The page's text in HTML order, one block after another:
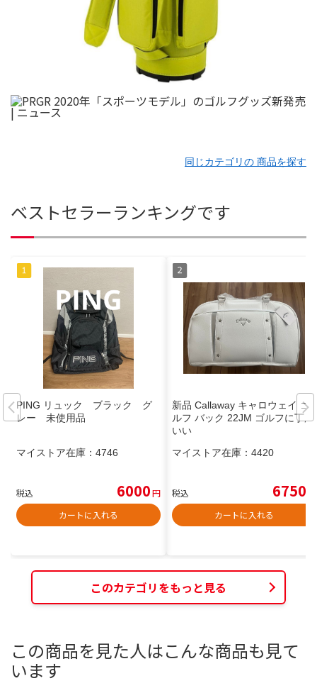
同じカテゴリの 商品を探す
ベストセラーランキングです
PING リュック ブラック グ
レー 未使用品
マイストア在庫： 4746
税込 6000円
カートに入れる
新品 Callaway キャロウェイ ゴ
ルフ バック 22JM ゴルフに丁度
いい
マイストア在庫： 4420
税込 6750
カートに入れる
このカテゴリをもっと見る
この商品を見た人はこんな商品も見て
います